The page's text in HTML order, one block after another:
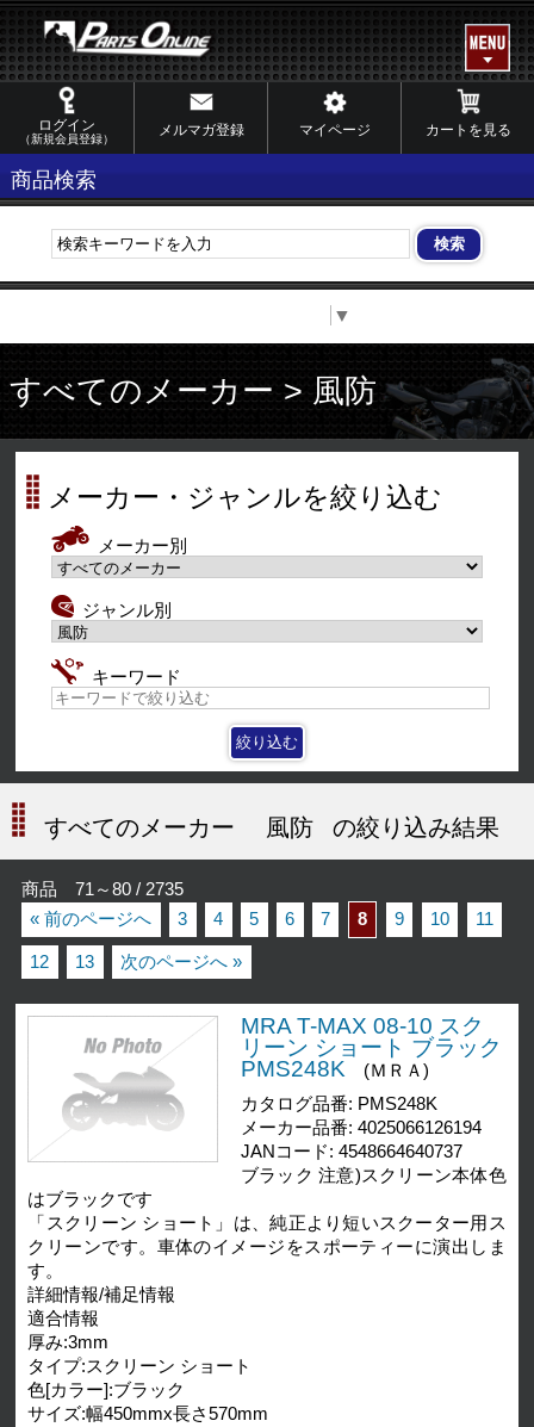
ログイン
（新規会員登録）
メルマガ登録 マイページ カートを見る
商品検索
▼
すべてのメーカー > 風防
メーカー・ジャンルを絞り込む
メーカー別
ジャンル別
キーワード
すべてのメーカー 風防 の絞り込み結果
商品 71～80 / 2735
« 前のページへ
3 4 5 6 7 8 9 10 11
12 13 次のページへ »
MRA T-MAX 08-10 スク
リーン ショート ブラック
PMS248K
(ＭＲＡ)
カタログ品番: PMS248K
メーカー品番: 4025066126194
JANコード: 4548664640737
ブラック 注意)スクリーン本体色
はブラックです
「スクリーン ショート」は、純正より短いスクーター用ス
クリーンです。車体のイメージをスポーティーに演出しま
す。
詳細情報/補足情報
適合情報
厚み:3mm
タイプ:スクリーン ショート
色[カラー]:ブラック
サイズ:幅450mmx長さ570mm